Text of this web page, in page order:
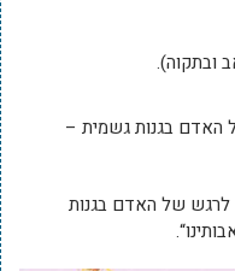
ובתקוה).
האדם בגנות גשמית –
לרגש של האדם בגנות